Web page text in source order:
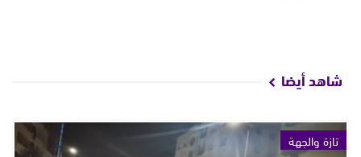
شاهد أيضا
تازة والجهة